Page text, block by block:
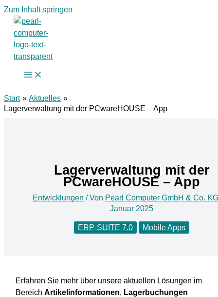
Zum Inhalt springen
Start
Aktuelles
Lagerverwaltung mit der PCwareHOUSE – App
Lagerverwaltung mit der
PCwareHOUSE – App
Entwicklungen / Von Pearl Computer GmbH & Co.
Januar 2025
ERP-SUITE 7.0 Mobile Apps
Erfahren Sie mehr über unsere aktuellen Lösungen im
Bereich Artikelinformationen, Lagerbuchungen